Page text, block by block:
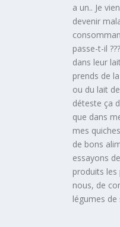
a un.. Je
devenir
passe-t-il
dans leur
prends de
ou du lait
déteste ça
que dans
mes
de bons
essayons
produits les
nous, de
légumes